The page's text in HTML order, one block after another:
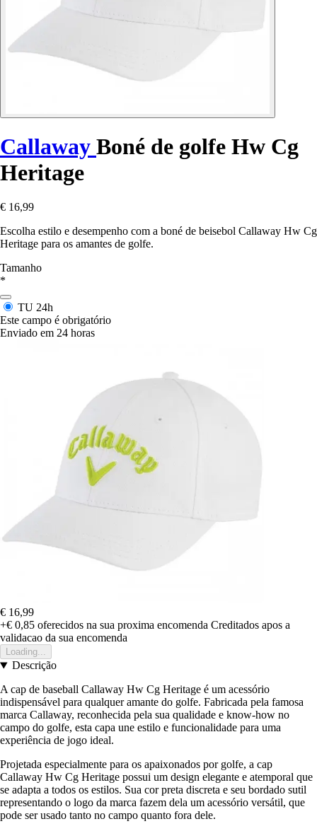
Callaway Boné de golfe Hw Cg
Heritage
€ 16,99
Escolha estilo e desempenho com a boné de beisebol Callaway Hw Cg
Heritage para os amantes de golfe.
Tamanho
*
TU 24h
Este campo é obrigatório
Enviado em 24 horas
€ 16,99
+€ 0,85 oferecidos na sua proxima encomenda Creditados apos a
validacao da sua encomenda
Loading...
Descrição
A cap de baseball Callaway Hw Cg Heritage é um acessório
indispensável para qualquer amante do golfe. Fabricada pela famosa
marca Callaway, reconhecida pela sua qualidade e know-how no
campo do golfe, esta capa une estilo e funcionalidade para uma
experiência de jogo ideal.
Projetada especialmente para os apaixonados por golfe, a cap
Callaway Hw Cg Heritage possui um design elegante e atemporal que
se adapta a todos os estilos. Sua cor preta discreta e seu bordado sutil
representando o logo da marca fazem dela um acessório versátil, que
pode ser usado tanto no campo quanto fora dele.